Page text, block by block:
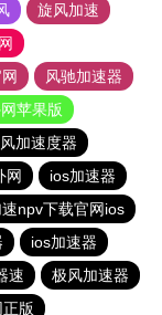
旋风加速
风驰加速器
苹果版
加速度器
网
ios加速器
npv下载官网ios
ios加速器
速
极风加速器
版